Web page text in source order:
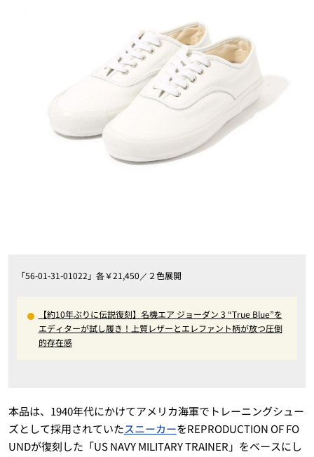
「56-01-31-01022」各￥21,450／２色展開
【約10年ぶりに伝説復刻】名機エア ジョーダン 3 “True Blue”を
エディターが試し履き！上質レザーとエレファント柄が放つ圧倒
的存在感
本品は、1940年代にかけてアメリカ海軍でトレーニングシュー
ズとして採用されていたスニーカーをREPRODUCTION OF FO
UNDが復刻した「US NAVY MILITARY TRAINER」をベースにし